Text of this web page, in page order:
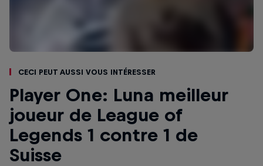
Ceci peut aussi vous intéresser
Player One: Luna meilleur
joueur de League of
Legends 1 contre 1 de
Suisse